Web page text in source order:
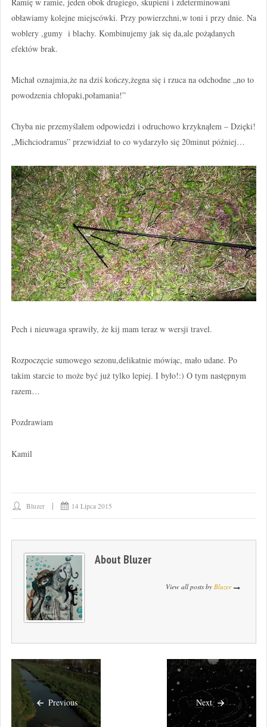
obławiamy kolejne miejscówki. Przy powierzchni,w toni i przy dnie. Na
woblery ,gumy i blachy. Kombinujemy jak się da,ale pożądanych
efektów brak.
Michał oznajmia,że na dziś kończy,żegna się i rzuca na odchodne „no to
powodzenia chłopaki,połamania!”
Chyba nie przemyślałem odpowiedzi i odruchowo krzyknąłem – Dzięki!
„Michciodramus” przewidział to co wydarzyło się 20minut później…
Pech i nieuwaga sprawiły, że kij mam teraz w wersji travel.
Rozpoczęcie sumowego sezonu,delikatnie mówiąc, mało udane. Po
takim starcie to może być już tylko lepiej. I było!:) O tym następnym
razem…
Pozdrawiam
Kamil
Bluzer 14 Lipca 2015
About Bluzer
View all posts by Bluzer
Previous Next